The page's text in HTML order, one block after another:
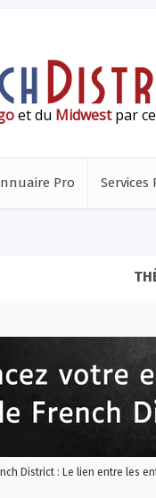
et du Midwestpar
Pro Services
District : Le lien entre les